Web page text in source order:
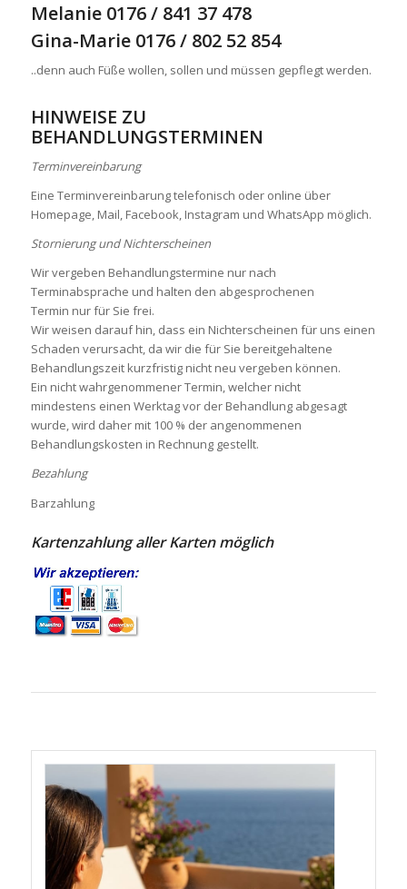
Melanie 0176 / 841 37 478
Gina-Marie 0176 / 802 52 854
..denn auch Füße wollen, sollen und müssen gepflegt werden.
HINWEISE ZU
BEHANDLUNGSTERMINEN
Terminvereinbarung
Eine Terminvereinbarung telefonisch oder online über
Homepage, Mail, Facebook, Instagram und WhatsApp möglich.
Stornierung und Nichterscheinen
Wir vergeben Behandlungstermine nur nach
Terminabsprache und halten den abgesprochenen
Termin nur für Sie frei.
Wir weisen darauf hin, dass ein Nichterscheinen für uns einen
Schaden verursacht, da wir die für Sie bereitgehaltene
Behandlungszeit kurzfristig nicht neu vergeben können.
Ein nicht wahrgenommener Termin, welcher nicht
mindestens einen Werktag vor der Behandlung abgesagt
wurde, wird daher mit 100 % der angenommenen
Behandlungskosten in Rechnung gestellt.
Bezahlung
Barzahlung
Kartenzahlung aller Karten möglich